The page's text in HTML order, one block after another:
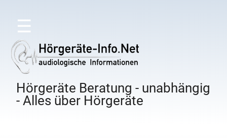
☰
Hörgeräte Beratung - unabhängig
- Alles über Hörgeräte